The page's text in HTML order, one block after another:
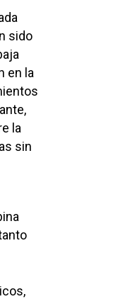
sido
en la
la
sin